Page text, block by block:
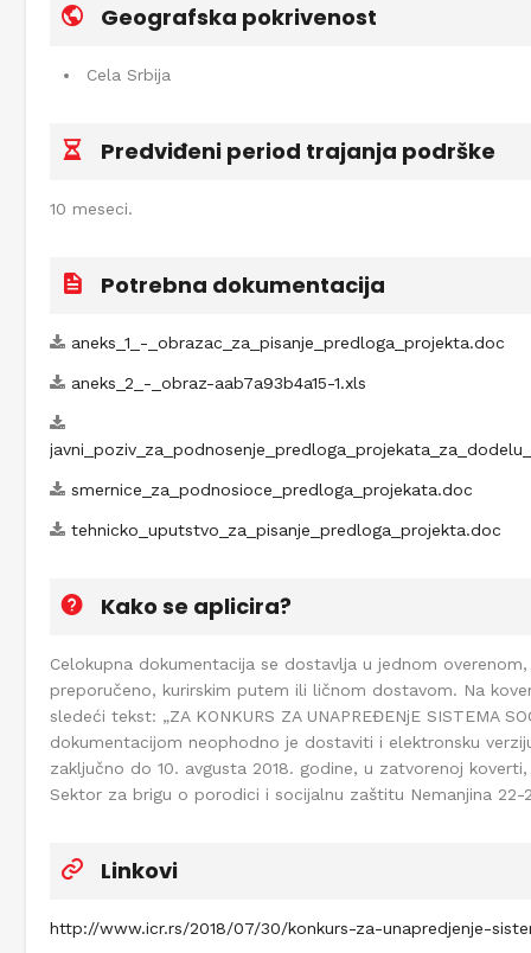
Geografska pokrivenost
Cela Srbija
Predviđeni period trajanja podrške
10 meseci.
Potrebna dokumentacija
aneks_1_-_obrazac_za_pisanje_predloga_projekta.doc
aneks_2_-_obraz-aab7a93b4a15-1.xls
smernice_za_podnosioce_predloga_projekata.doc
tehnicko_uputstvo_za_pisanje_predloga_projekta.doc
Kako se aplicira?
Celokupna dokumentacija se dostavlja u jednom
preporučeno, kurirskim putem ili ličnom dostavom. Na
sledeći tekst: „ZA KONKURS ZA UNAPREĐENjE SISTEMA
dokumentacijom neophodno je dostaviti i elektronsku
zaključno do 10. avgusta 2018. godine, u zatvorenoj
Sektor za brigu o porodici i socijalnu zaštitu Nemanjina 22-
Linkovi
http://www.icr.rs/2018/07/30/konkurs-za-unapredjenje-